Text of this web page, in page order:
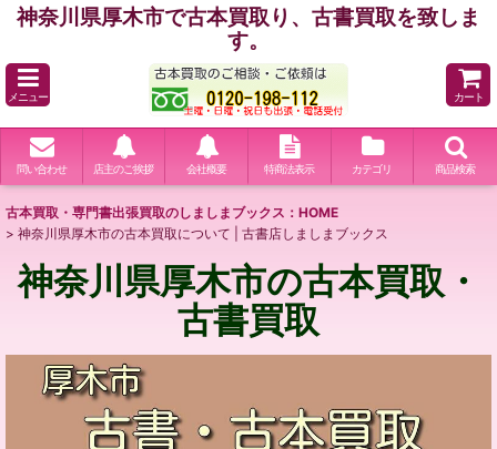
神奈川県厚木市で古本買取り、古書買取を致しま
す。
メニュー カート
問い合わせ 店主のご挨拶 会社概要 特商法表示 カテゴリ 商品検索
古本買取・専門書出張買取のしましまブックス：HOME
> 神奈川県厚木市の古本買取について | 古書店しましまブックス
神奈川県厚木市の古本買取・
古書買取